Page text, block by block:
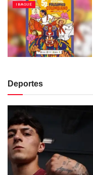
IBAGUÉ
Deportes